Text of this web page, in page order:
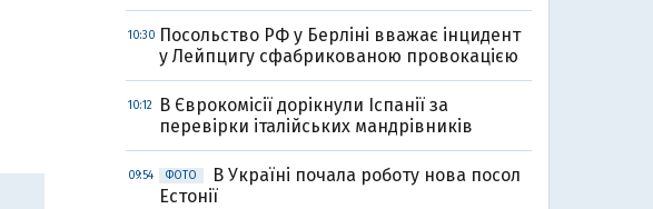
10:30 Посольство РФ у Берліні вважає інцидент
у Лейпцигу сфабрикованою провокацією
10:12
В Єврокомісії дорікнули Іспанії за
перевірки італійських мандрівників
09:54 ФОТО
В Україні почала роботу нова посол
Естонії